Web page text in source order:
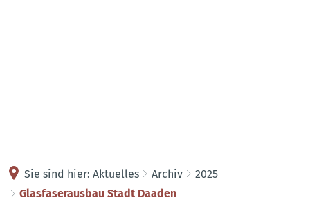
Sie sind hier: Aktuelles Archiv
2025
Glasfaserausbau Stadt Daaden